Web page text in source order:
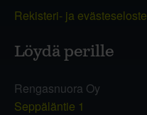
Rekisteri- ja evästeseloste
Löydä perille
Rengasnuora Oy
Seppäläntie 1